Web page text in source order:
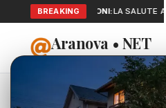
BREAKING
SEGNALAZIONI: LA SALUTE A
Aranova • NET
PORTALE UTILE AL